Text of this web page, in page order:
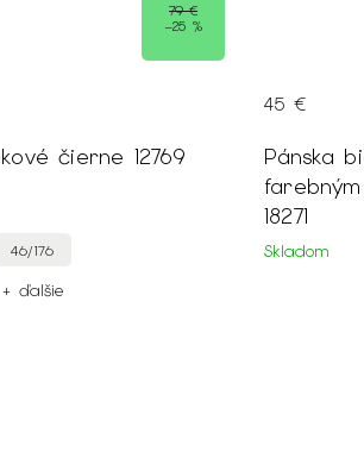
FIT košeľa s
krátkym rukávom
Pánska
dlhými
Skladom
19 €